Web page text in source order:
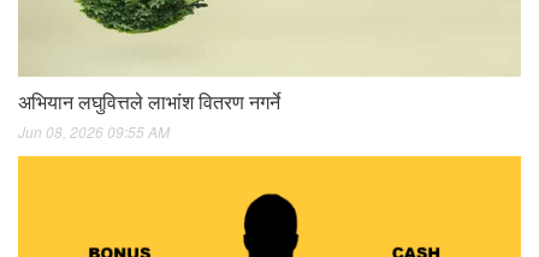
अभियान लघुवित्तले लाभांश वितरण नगर्ने
Jun 08, 2026 09:55 AM